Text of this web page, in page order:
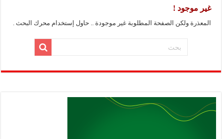
غير موجود !
المعذرة ولكن الصفحة المطلوبة غير موجودة .. حاول إستخدام محرك البحث .